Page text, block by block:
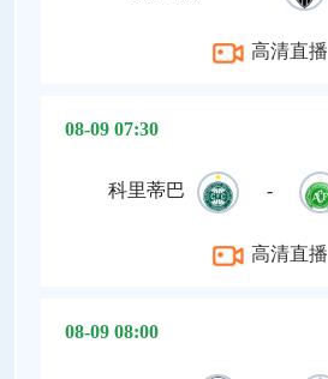
高清直播
08-09 07:30
科里蒂巴 -
高清直播
08-09 08:00